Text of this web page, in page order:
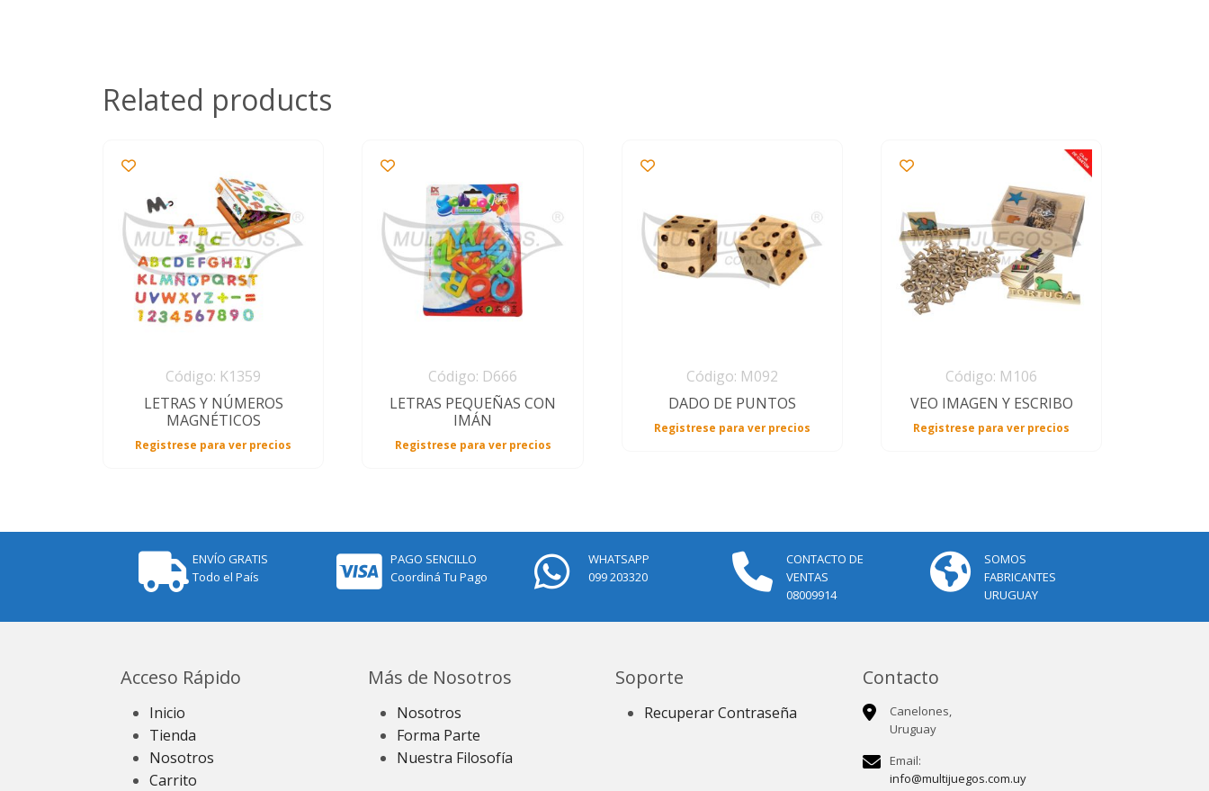
Related products
Código: K1359
LETRAS Y NÚMEROS
MAGNÉTICOS
Registrese para ver precios
Código: D666
LETRAS PEQUEÑAS CON
IMÁN
Registrese para ver precios
Código: M092
DADO DE PUNTOS
Registrese para ver precios
Código: M106
VEO IMAGEN Y ESCRIBO
Registrese para ver precios
ENVÍO GRATIS
Todo el País
PAGO SENCILLO
Coordiná Tu Pago
WHATSAPP
099 203320
CONTACTO DE
VENTAS
08009914
SOMOS
FABRICANTES
URUGUAY
Acceso Rápido
Inicio
Tienda
Nosotros
Carrito
Más de Nosotros
Nosotros
Forma Parte
Nuestra Filosofía
Soporte
Recuperar Contraseña
Contacto
Canelones,
Uruguay
Email:
info@multijuegos.com.uy